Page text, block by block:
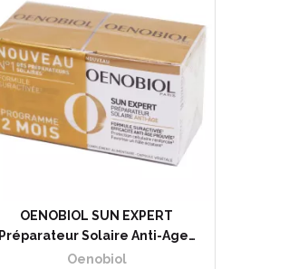
OENOBIOL SUN EXPERT
Préparateur Solaire Anti-Age…
Oenobiol